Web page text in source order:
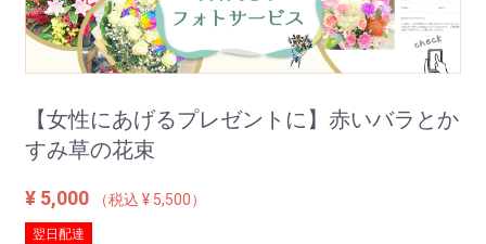
【女性にあげるプレゼントに】赤いバラとか
すみ草の花束
¥ 5,000 （税込 ¥ 5,500）
翌日配達